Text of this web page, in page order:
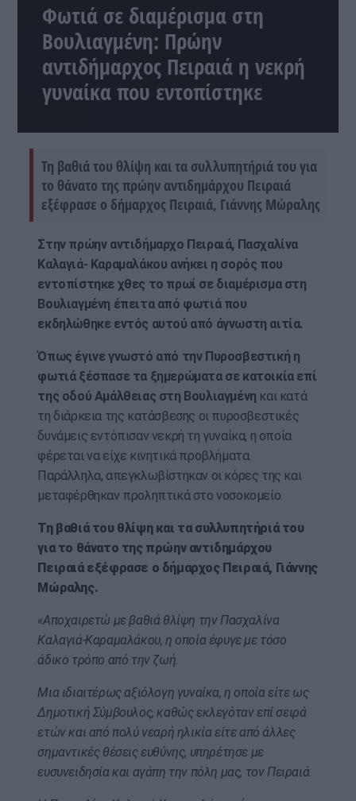
Φωτιά σε διαμέρισμα στη
Βουλιαγμένη: Πρώην
αντιδήμαρχος Πειραιά η νεκρή
γυναίκα που εντοπίστηκε
Τη βαθιά του θλίψη και τα συλλυπητήριά του για
το θάνατο της πρώην αντιδημάρχου Πειραιά
εξέφρασε ο δήμαρχος Πειραιά, Γιάννης Μώραλης
Στην πρώην αντιδήμαρχο Πειραιά, Πασχαλίνα
Καλαγιά- Καραμαλάκου ανήκει η σορός που
εντοπίστηκε χθες το πρωί σε διαμέρισμα στη
Βουλιαγμένη έπειτα από φωτιά που
εκδηλώθηκε εντός αυτού από άγνωστη αιτία.
Όπως έγινε γνωστό από την Πυροσβεστική η
φωτιά ξέσπασε τα ξημερώματα σε κατοικία επί
της οδού Αμάλθειας στη Βουλιαγμένη και κατά
τη διάρκεια της κατάσβεσης οι πυροσβεστικές
δυνάμεις εντόπισαν νεκρή τη γυναίκα, η οποία
φέρεται να είχε κινητικά προβλήματα.
Παράλληλα, απεγκλωβίστηκαν οι κόρες της και
μεταφέρθηκαν προληπτικά στο νοσοκομείο.
Τη βαθιά του θλίψη και τα συλλυπητήριά του
για το θάνατο της πρώην αντιδημάρχου
Πειραιά εξέφρασε ο δήμαρχος Πειραιά, Γιάννης
Μώραλης.
«Αποχαιρετώ με βαθιά θλίψη την Πασχαλίνα
Καλαγιά-Καραμαλάκου, η οποία έφυγε με τόσο
άδικο τρόπο από την ζωή.
Μια ιδιαιτέρως αξιόλογη γυναίκα, η οποία είτε ως
Δημοτική Σύμβουλος, καθώς εκλεγόταν επί σειρά
ετών και από πολύ νεαρή ηλικία είτε από άλλες
σημαντικές θέσεις ευθύνης, υπηρέτησε με
ευσυνειδησία και αγάπη την πόλη μας, τον Πειραιά.